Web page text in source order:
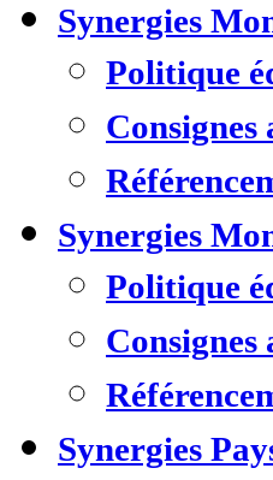
Synergies
Politique
Consignes
Synergies
Politique
Consignes
Synergies